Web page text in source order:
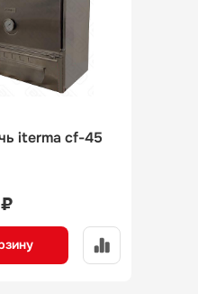
iterma cf-45